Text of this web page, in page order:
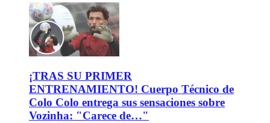
¡TRAS SU PRIMER
ENTRENAMIENTO! Cuerpo Técnico de
Colo Colo entrega sus sensaciones sobre
Vozinha: "Carece de…"